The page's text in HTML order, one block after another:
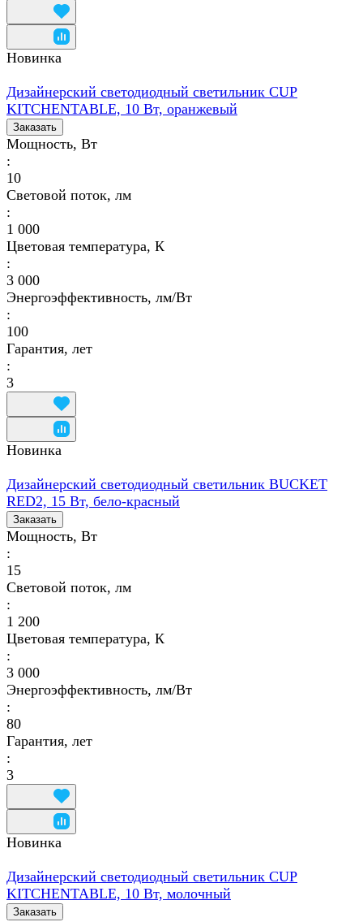
Новинка
Дизайнерский светодиодный светильник CUP
KITCHENTABLE, 10 Вт, оранжевый
Заказать
Мощность, Вт
:
10
Световой поток, лм
:
1 000
Цветовая температура, К
:
3 000
Энергоэффективность, лм/Вт
:
100
Гарантия, лет
:
3
Новинка
Дизайнерский светодиодный светильник BUCKET
RED2, 15 Вт, бело-красный
Заказать
Мощность, Вт
:
15
Световой поток, лм
:
1 200
Цветовая температура, К
:
3 000
Энергоэффективность, лм/Вт
:
80
Гарантия, лет
:
3
Новинка
Дизайнерский светодиодный светильник CUP
KITCHENTABLE, 10 Вт, молочный
Заказать